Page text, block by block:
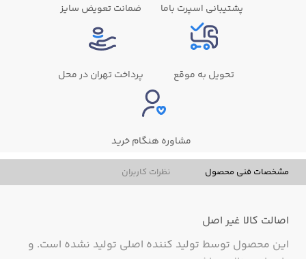
پشتیبانی اسپرت باما ضمانت تعویض سایز
تحویل به موقع پرداخت تهران در محل
مشاوره هنگام خرید
مشخصات فنی محصول نظرات کاربران
اصالت کالا غیر اصل
این محصول توسط تولید کننده اصلی تولید نشده است. و